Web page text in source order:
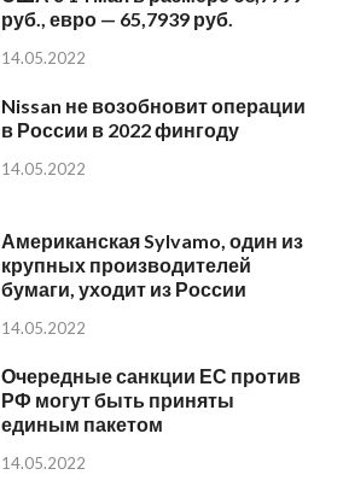
руб., евро — 65,7939 руб.
14.05.2022
Nissan не возобновит операции
в России в 2022 фингоду
14.05.2022
Американская Sylvamo, один из
крупных производителей
бумаги, уходит из России
14.05.2022
Очередные санкции ЕС против
РФ могут быть приняты
единым пакетом
14.05.2022